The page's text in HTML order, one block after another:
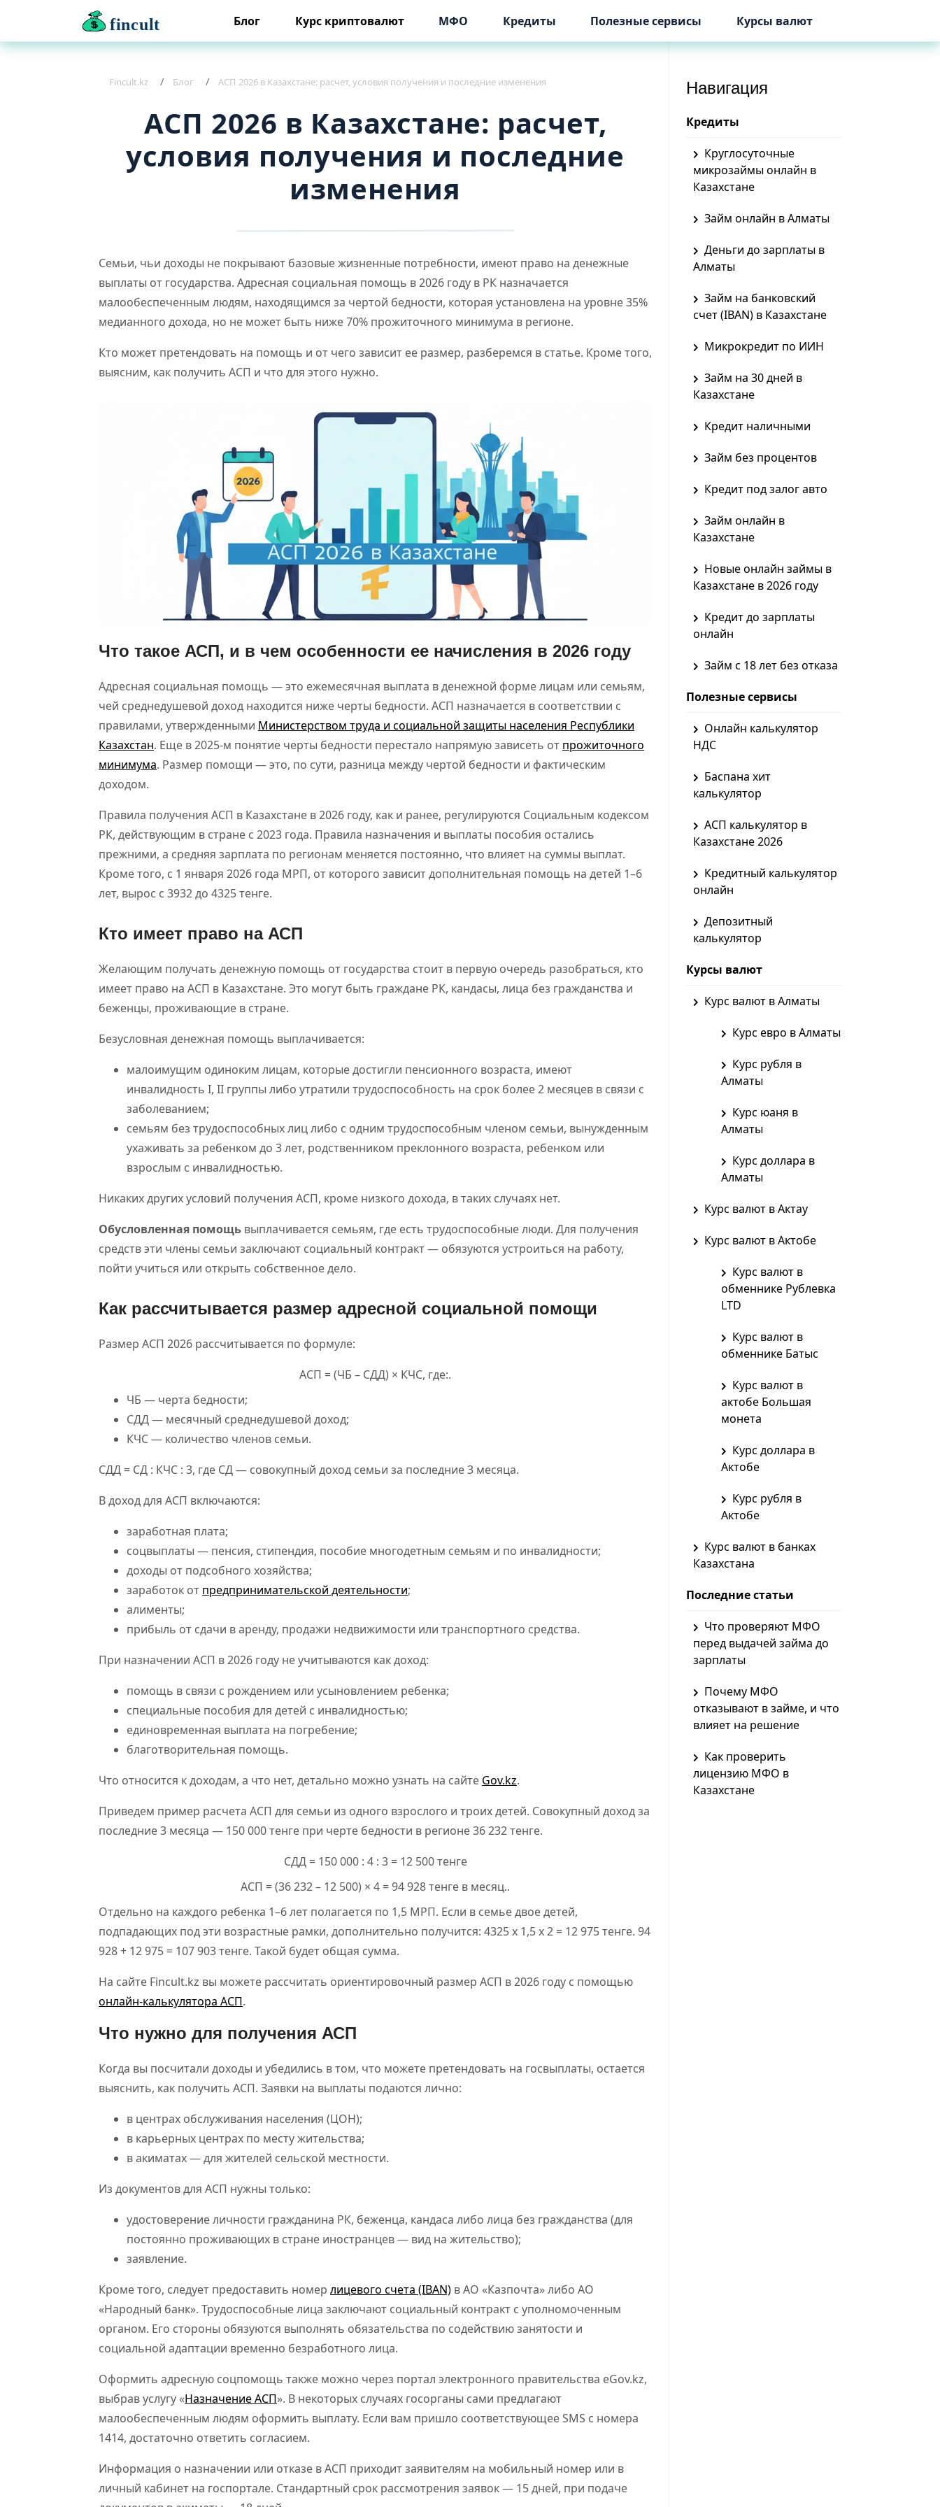
fincult Блог Курс криптовалют МФО Кредиты Полезные сервисы Курсы валют
Fincult.kz Блог АСП 2026 в Казахстане: расчет, условия получения и последние изменения
АСП 2026 в Казахстане: расчет,
условия получения и последние
изменения
Семьи, чьи доходы не покрывают базовые жизненные потребности, имеют право на денежные
выплаты от государства. Адресная социальная помощь в 2026 году в РК назначается
малообеспеченным людям, находящимся за чертой бедности, которая установлена на уровне 35%
медианного дохода, но не может быть ниже 70% прожиточного минимума в регионе.
Кто может претендовать на помощь и от чего зависит ее размер, разберемся в статье. Кроме того,
выясним, как получить АСП и что для этого нужно.
Что такое АСП, и в чем особенности ее начисления в 2026 году
Адресная социальная помощь — это ежемесячная выплата в денежной форме лицам или семьям,
чей среднедушевой доход находится ниже черты бедности. АСП назначается в соответствии с
правилами, утвержденными Министерством труда и социальной защиты населения Республики
Казахстан. Еще в 2025-м понятие черты бедности перестало напрямую зависеть от прожиточного
минимума. Размер помощи — это, по сути, разница между чертой бедности и фактическим
доходом.
Правила получения АСП в Казахстане в 2026 году, как и ранее, регулируются Социальным кодексом
РК, действующим в стране с 2023 года. Правила назначения и выплаты пособия остались
прежними, а средняя зарплата по регионам меняется постоянно, что влияет на суммы выплат.
Кроме того, с 1 января 2026 года МРП, от которого зависит дополнительная помощь на детей 1–6
лет, вырос с 3932 до 4325 тенге.
Кто имеет право на АСП
Желающим получать денежную помощь от государства стоит в первую очередь разобраться, кто
имеет право на АСП в Казахстане. Это могут быть граждане РК, кандасы, лица без гражданства и
беженцы, проживающие в стране.
Безусловная денежная помощь выплачивается:
малоимущим одиноким лицам, которые достигли пенсионного возраста, имеют
инвалидность I, II группы либо утратили трудоспособность на срок более 2 месяцев в связи с
заболеванием;
семьям без трудоспособных лиц либо с одним трудоспособным членом семьи, вынужденным
ухаживать за ребенком до 3 лет, родственником преклонного возраста, ребенком или
взрослым с инвалидностью.
Никаких других условий получения АСП, кроме низкого дохода, в таких случаях нет.
Обусловленная помощь выплачивается семьям, где есть трудоспособные люди. Для получения
средств эти члены семьи заключают социальный контракт — обязуются устроиться на работу,
пойти учиться или открыть собственное дело.
Как рассчитывается размер адресной социальной помощи
Размер АСП 2026 рассчитывается по формуле:
АСП = (ЧБ – СДД) × КЧС, где:.
ЧБ — черта бедности;
СДД — месячный среднедушевой доход;
КЧС — количество членов семьи.
СДД = СД : КЧС : 3, где СД — совокупный доход семьи за последние 3 месяца.
В доход для АСП включаются:
заработная плата;
соцвыплаты — пенсия, стипендия, пособие многодетным семьям и по инвалидности;
доходы от подсобного хозяйства;
заработок от предпринимательской деятельности;
алименты;
прибыль от сдачи в аренду, продажи недвижимости или транспортного средства.
При назначении АСП в 2026 году не учитываются как доход:
помощь в связи с рождением или усыновлением ребенка;
специальные пособия для детей с инвалидностью;
единовременная выплата на погребение;
благотворительная помощь.
Что относится к доходам, а что нет, детально можно узнать на сайте Gov.kz.
Приведем пример расчета АСП для семьи из одного взрослого и троих детей. Совокупный доход за
последние 3 месяца — 150 000 тенге при черте бедности в регионе 36 232 тенге.
СДД = 150 000 : 4 : 3 = 12 500 тенге
АСП = (36 232 – 12 500) × 4 = 94 928 тенге в месяц..
Отдельно на каждого ребенка 1–6 лет полагается по 1,5 МРП. Если в семье двое детей,
подпадающих под эти возрастные рамки, дополнительно получится: 4325 х 1,5 х 2 = 12 975 тенге. 94
928 + 12 975 = 107 903 тенге. Такой будет общая сумма.
На сайте Fincult.kz вы можете рассчитать ориентировочный размер АСП в 2026 году с помощью
онлайн-калькулятора АСП.
Что нужно для получения АСП
Когда вы посчитали доходы и убедились в том, что можете претендовать на госвыплаты, остается
выяснить, как получить АСП. Заявки на выплаты подаются лично:
в центрах обслуживания населения (ЦОН);
в карьерных центрах по месту жительства;
в акиматах — для жителей сельской местности.
Из документов для АСП нужны только:
удостоверение личности гражданина РК, беженца, кандаса либо лица без гражданства (для
постоянно проживающих в стране иностранцев — вид на жительство);
заявление.
Кроме того, следует предоставить номер лицевого счета (IBAN) в АО «Казпочта» либо АО
«Народный банк». Трудоспособные лица заключают социальный контракт с уполномоченным
органом. Его стороны обязуются выполнять обязательства по содействию занятости и
социальной адаптации временно безработного лица.
Оформить адресную соцпомощь также можно через портал электронного правительства eGov.kz,
выбрав услугу «Назначение АСП». В некоторых случаях госорганы сами предлагают
малообеспеченным людям оформить выплату. Если вам пришло соответствующее SMS с номера
1414, достаточно ответить согласием.
Информация о назначении или отказе в АСП приходит заявителям на мобильный номер или в
личный кабинет на госпортале. Стандартный срок рассмотрения заявок — 15 дней, при подаче
Навигация
Кредиты
Круглосуточные
микрозаймы онлайн в
Казахстане
Займ онлайн в Алматы
Деньги до зарплаты в
Алматы
Займ на банковский
счет (IBAN) в Казахстане
Микрокредит по ИИН
Займ на 30 дней в
Казахстане
Кредит наличными
Займ без процентов
Кредит под залог авто
Займ онлайн в
Казахстане
Новые онлайн займы в
Казахстане в 2026 году
Кредит до зарплаты
онлайн
Займ с 18 лет без отказа
Полезные сервисы
Онлайн калькулятор
НДС
Баспана хит
калькулятор
АСП калькулятор в
Казахстане 2026
Кредитный калькулятор
онлайн
Депозитный
калькулятор
Курсы валют
Курс валют в Алматы
Курс евро в Алматы
Курс рубля в
Алматы
Курс юаня в
Алматы
Курс доллара в
Алматы
Курс валют в Актау
Курс валют в Актобе
Курс валют в
обменнике Рублевка
LTD
Курс валют в
обменнике Батыс
Курс валют в
актобе Большая
монета
Курс доллара в
Актобе
Курс рубля в
Актобе
Курс валют в банках
Казахстана
Последние статьи
Что проверяют МФО
перед выдачей займа до
зарплаты
Почему МФО
отказывают в займе, и что
влияет на решение
Как проверить
лицензию МФО в
Казахстане